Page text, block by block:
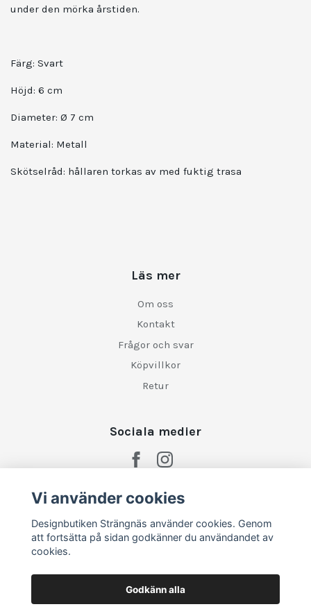
under den mörka årstiden.
Färg: Svart
Höjd: 6 cm
Diameter: Ø 7 cm
Material: Metall
Skötselråd: hållaren torkas av med fuktig trasa
Läs mer
Om oss
Kontakt
Frågor och svar
Köpvillkor
Retur
Sociala medier
Vi använder cookies
Designbutiken Strängnäs använder cookies. Genom
att fortsätta på sidan godkänner du användandet av
cookies.
Godkänn alla